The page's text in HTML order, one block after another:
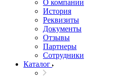
О компании
История
Реквизиты
Документы
Отзывы
Партнеры
Сотрудники
Каталог